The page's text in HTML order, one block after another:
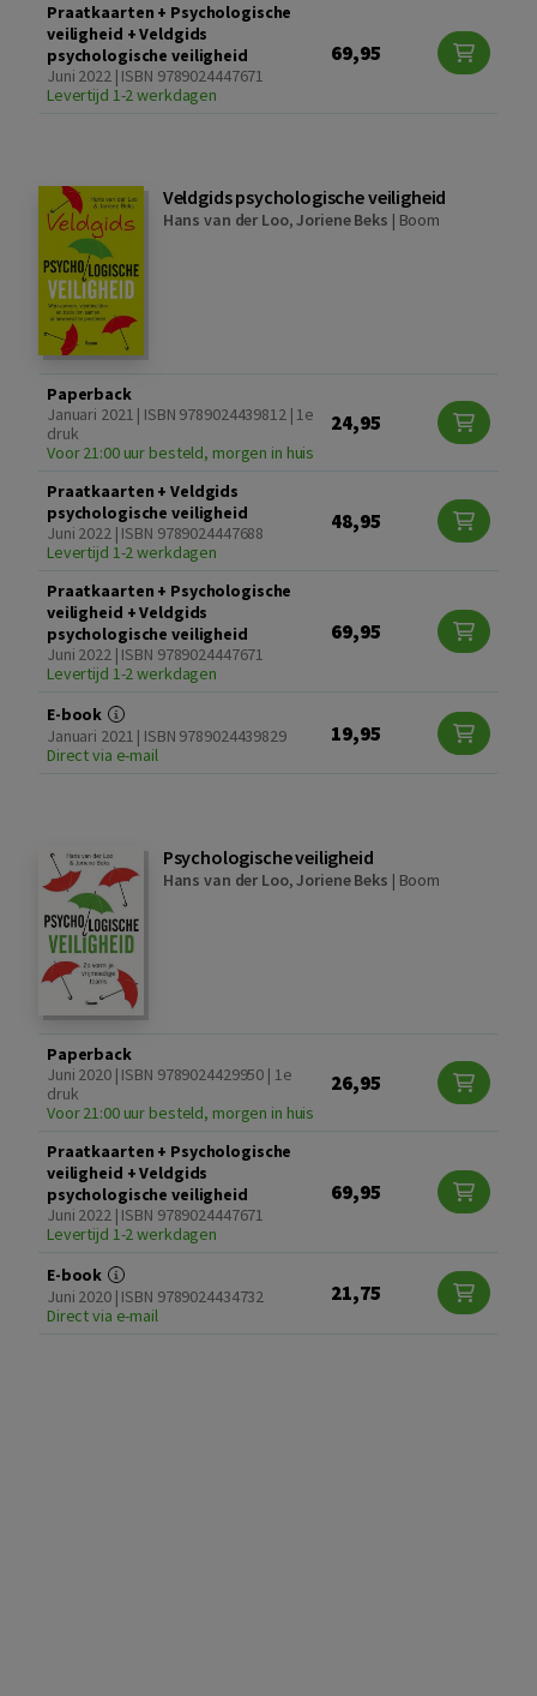
Praatkaarten + Psychologische
veiligheid + Veldgids
psychologische veiligheid
Juni 2022 | ISBN 9789024447671
Levertijd 1-2 werkdagen
69,95
Veldgids psychologische veiligheid
Hans van der Loo,Joriene Beks | Boom
Paperback
Januari 2021 | ISBN 9789024439812 | 1e
druk
Voor 21:00 uur besteld, morgen in huis
24,95
Praatkaarten + Veldgids
psychologische veiligheid
Juni 2022 | ISBN 9789024447688
Levertijd 1-2 werkdagen
48,95
Praatkaarten + Psychologische
veiligheid + Veldgids
psychologische veiligheid
Juni 2022 | ISBN 9789024447671
Levertijd 1-2 werkdagen
69,95
E-book
Januari 2021 | ISBN 9789024439829
Direct via e-mail
19,95
Psychologische veiligheid
Hans van der Loo,Joriene Beks | Boom
Paperback
Juni 2020 | ISBN 9789024429950 | 1e
druk
Voor 21:00 uur besteld, morgen in huis
26,95
Praatkaarten + Psychologische
veiligheid + Veldgids
psychologische veiligheid
Juni 2022 | ISBN 9789024447671
Levertijd 1-2 werkdagen
69,95
E-book
Juni 2020 | ISBN 9789024434732
Direct via e-mail
21,75